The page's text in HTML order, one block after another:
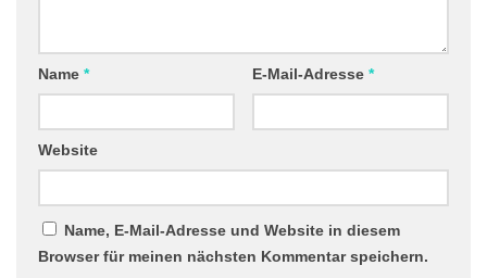
Name * E-Mail-Adresse *
Website
Name, E-Mail-Adresse und Website in diesem
Browser für meinen nächsten Kommentar speichern.